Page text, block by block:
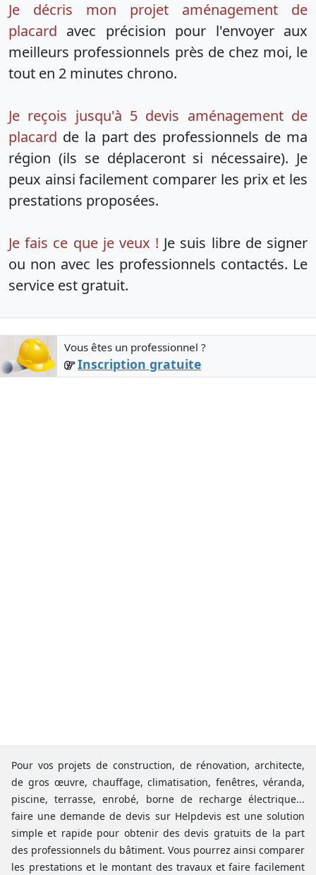
Je décris mon projet aménagement de
placard avec précision pour l'envoyer aux
meilleurs professionnels près de chez moi, le
tout en 2 minutes chrono.
Je reçois jusqu'à 5 devis aménagement de
placard de la part des professionnels de ma
région (ils se déplaceront si nécessaire). Je
peux ainsi facilement comparer les prix et les
prestations proposées.
Je fais ce que je veux ! Je suis libre de signer
ou non avec les professionnels contactés. Le
service est gratuit.
Vous êtes un professionnel ?
Inscription gratuite
Pour vos projets de construction, de rénovation, architecte,
de gros œuvre, chauffage, climatisation, fenêtres, véranda,
piscine, terrasse, enrobé, borne de recharge électrique...
faire une demande de devis sur Helpdevis est une solution
simple et rapide pour obtenir des devis gratuits de la part
des professionnels du bâtiment. Vous pourrez ainsi comparer
les prestations et le montant des travaux et faire facilement